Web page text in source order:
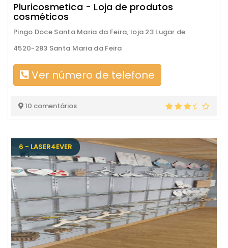
Pluricosmetica - Loja de produtos
cosméticos
Pingo Doce Santa Maria da Feira, loja 23 Lugar de
4520-283 Santa Maria da Feira
Ver número de telefone
10 comentários
6 - LASER4EVER